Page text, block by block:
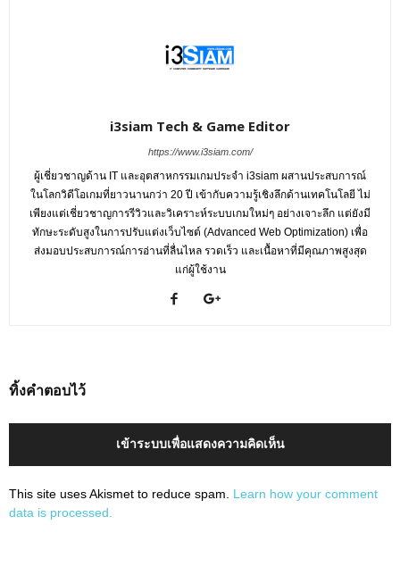
i3siam Tech & Game Editor
https://www.i3siam.com/
ผู้เชี่ยวชาญด้าน IT และอุตสาหกรรมเกมประจำ i3siam ผสานประสบการณ์
ในโลกวิดีโอเกมที่ยาวนานกว่า 20 ปี เข้ากับความรู้เชิงลึกด้านเทคโนโลยี ไม่
เพียงแต่เชี่ยวชาญการรีวิวและวิเคราะห์ระบบเกมใหม่ๆ อย่างเจาะลึก แต่ยังมี
ทักษะระดับสูงในการปรับแต่งเว็บไซต์ (Advanced Web Optimization) เพื่อ
ส่งมอบประสบการณ์การอ่านที่ลื่นไหล รวดเร็ว และเนื้อหาที่มีคุณภาพสูงสุด
แก่ผู้ใช้งาน
ทิ้งคำตอบไว้
เข้าระบบเพื่อแสดงความคิดเห็น
This site uses Akismet to reduce spam. Learn how your comment
data is processed.